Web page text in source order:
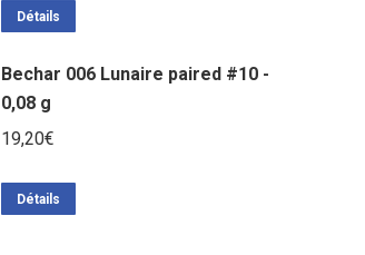
Détails
Bechar 006 Lunaire paired #10 -
0,08 g
19,20€
Détails